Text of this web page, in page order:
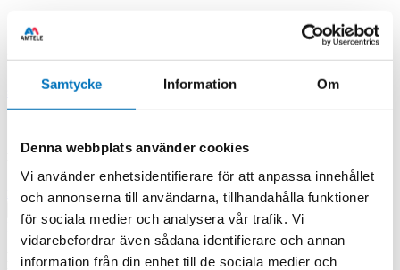
Samtycke Information Om
Denna webbplats använder cookies
Vi använder enhetsidentifierare för att anpassa innehållet
och annonserna till användarna, tillhandahålla funktioner
för sociala medier och analysera vår trafik. Vi
vidarebefordrar även sådana identifierare och annan
information från din enhet till de sociala medier och
Stefan Ahlbom
stefan.ahlbom@amtele.fi +358 (0)46 850 6422
Mikael Flodman
mikael.flodman@amtele.se +46 (0)8 556 466 12
Kontakta oss
MPM589is anelectronic pressure switchfor pressure monitoring in